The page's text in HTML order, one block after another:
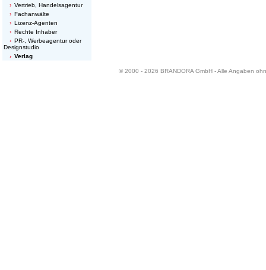
Vertrieb, Handelsagentur
Fachanwälte
Lizenz-Agenten
Rechte Inhaber
PR-, Werbeagentur oder
Designstudio
Verlag
© 2000 - 2026 BRANDORA GmbH - Alle Angaben